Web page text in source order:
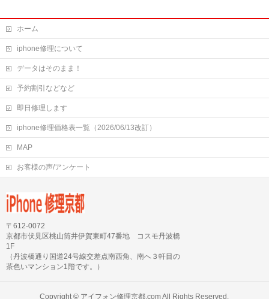
ホーム
iphone修理について
データはそのまま！
予約割引などなど
即日修理します
iphone修理価格表一覧（2026/06/13改訂）
MAP
お客様の声/アンケート
〒612-0072
京都市伏見区桃山筒井伊賀東町47番地 コスモ丹波橋
1F
（丹波橋通り国道24号線交差点南西角、南へ３軒目の
茶色いマンション1階です。）
Copyright © アイフォン修理京都.comAll Rights Reserved.